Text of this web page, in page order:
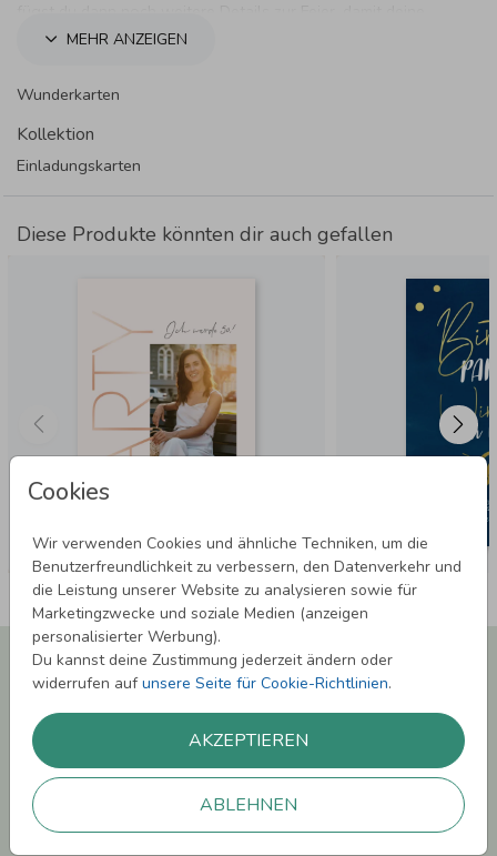
Cookies
Wir verwenden Cookies und ähnliche Techniken, um die
Benutzerfreundlichkeit zu verbessern, den Datenverkehr und
die Leistung unserer Website zu analysieren sowie für
Marketingzwecke und soziale Medien (anzeigen
personalisierter Werbung).
Du kannst deine Zustimmung jederzeit ändern oder
widerrufen aufunsere Seite für Cookie-Richtlinien.
AKZEPTIEREN
ABLEHNEN
Gäste bestens informiert sind.
MEHR ANZEIGEN
Wunderkarten
Kollektion
Einladungskarten
Diese Produkte könnten dir auch gefallen
Newsletter abonnieren und 5,00 € Rabatt**
sichern!
Melde Dich zu unserem Newsletter an und bleibe auf dem
Laufenden.